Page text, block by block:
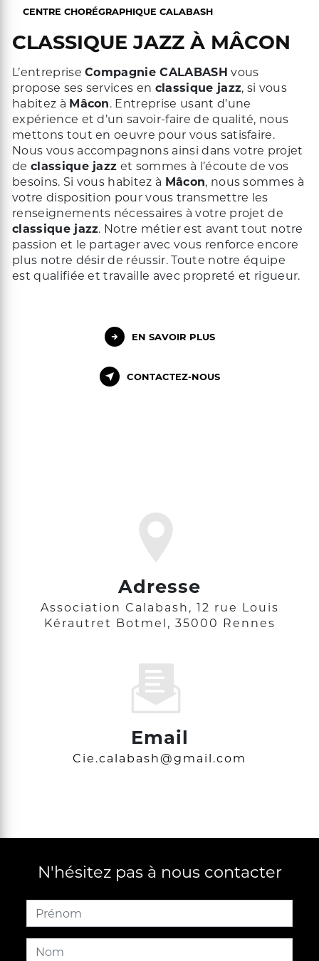
CENTRE CHORÉGRAPHIQUE CALABASH
CLASSIQUE JAZZ À MÂCON
L’entrepriseCompagnie CALABASH vous
propose ses services en classique jazz, si vous
habitez à Mâcon. Entreprise usant d’une
expérience et d’un savoir-faire de qualité, nous
mettons tout en oeuvre pour vous satisfaire.
Nous vous accompagnons ainsi dans votre projet
de classique jazz et sommes à l’écoute de vos
besoins. Si vous habitez à Mâcon, nous sommes à
votre disposition pour vous transmettre les
renseignements nécessaires à votre projet de
classique jazz. Notre métier est avant tout notre
passion et le partager avec vous renforce encore
plus notre désir de réussir. Toute notre équipe
est qualifiée et travaille avec propreté et rigueur.
EN SAVOIR PLUS
CONTACTEZ-NOUS
Adresse
Association Calabash, 12 rue Louis
Kérautret Botmel, 35000 Rennes
Email
cie.calabash@gmail.com
N'hésitez pas à nous contacter